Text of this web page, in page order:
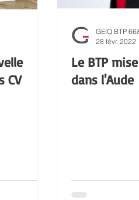
CV
Le BTP
dans l'Aude
GEIQ BTP
28 févr. 2022